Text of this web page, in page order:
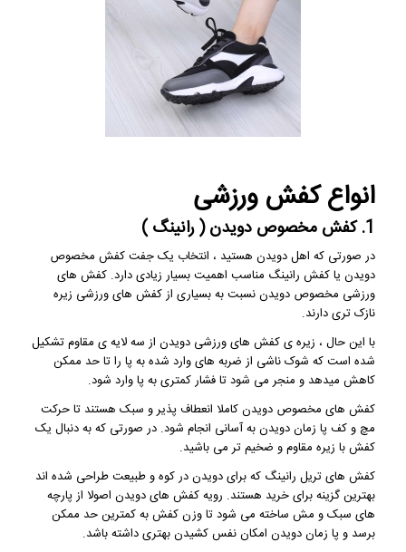
انواع کفش ورزشی
1. کفش مخصوص دویدن ( رانینگ )
در صورتی که اهل دویدن هستید ، انتخاب یک جفت کفش مخصوص
دویدن یا کفش رانینگ مناسب اهمیت بسیار زیادی دارد. کفش های
ورزشی مخصوص دویدن نسبت به بسیاری از کفش های ورزشی زیره
نازک تری دارند.
با این حال ، زیره ی کفش های ورزشی دویدن از سه لایه ی مقاوم تشکیل
شده است که شوک ناشی از ضربه های وارد شده به پا را تا حد ممکن
کاهش میدهد و منجر می شود تا فشار کمتری به پا وارد شود.
کفش های مخصوص دویدن کاملا انعطاف پذیر و سبک هستند تا حرکت
مچ و کف پا زمان دویدن به آسانی انجام شود. در صورتی که به دنبال یک
کفش با زیره مقاوم و ضخیم تر می باشید.
کفش های تریل رانینگ که برای دویدن در کوه و طبیعت طراحی شده اند
بهترین گزینه برای خرید هستند. رویه کفش های دویدن اصولا از پارچه
های سبک و مش ساخته می شود تا وزن کفش به کمترین حد ممکن
برسد و پا زمان دویدن امکان نفس کشیدن بهتری داشته باشد.